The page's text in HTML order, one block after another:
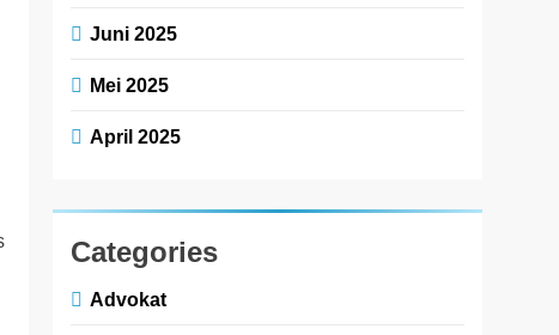
Juni 2025
Mei 2025
April 2025
Categories
Advokat